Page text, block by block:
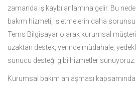
zamanda iş kaybı anlamına gelir. Bu
bakım hizmeti, işletmelerin daha
Tems Bilgisayar olarak kurumsal
uzaktan destek, yerinde müdahale,
sunucu desteği gibi hizmetler sunuyoruz.
Kurumsal bakım anlaşması kapsamında